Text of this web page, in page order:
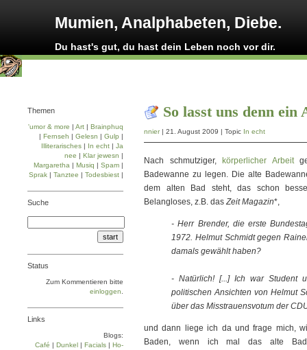
Mumien, Analphabeten, Diebe.
Du hast's gut, du hast dein Leben noch vor dir.
So lasst uns denn ein
nnier| 21. August 2009 | Topic In echt
Nach schmutziger, körperlicher Arbeit
Badewanne zu legen. Die alte
dem alten Bad steht, das schon
Belangloses, z.B. dasZeit Magazin*,
- Herr Brender, die erste
1972. Helmut Schmidt gegen
damals gewählt haben?
- Natürlich! [...] Ich war Student
politischen Ansichten von Helmut
über das Misstrauensvotum der
und dann liege ich da und frage mich,
Baden, wenn ich mal das alte
Themen
'umor & more | Art | Brainphuq
| Fernseh | Gelesn | Gulp |
Illiterarisches | In echt | Ja
nee | Klar jewesn |
Margaretha | Musiq | Spam |
Sprak | Tanztee | Todesbiest |
Suche
Status
Zum Kommentieren bitte
einloggen
Links
Blogs:
Café | Dun­kel | Facials | Ho­